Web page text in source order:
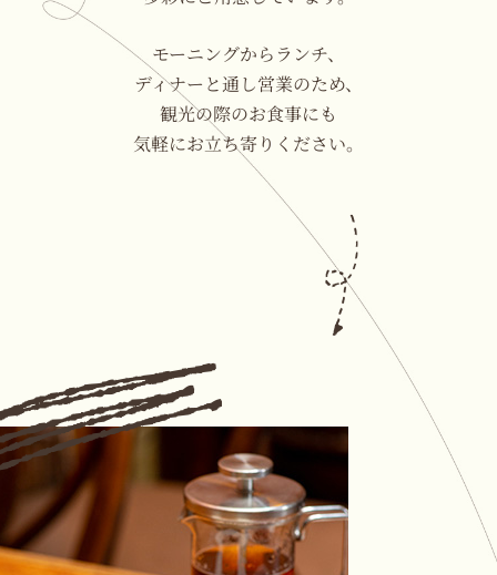
モーニングからランチ、
ディナーと通し営業のため、
観光の際のお食事にも
気軽にお立ち寄りください。